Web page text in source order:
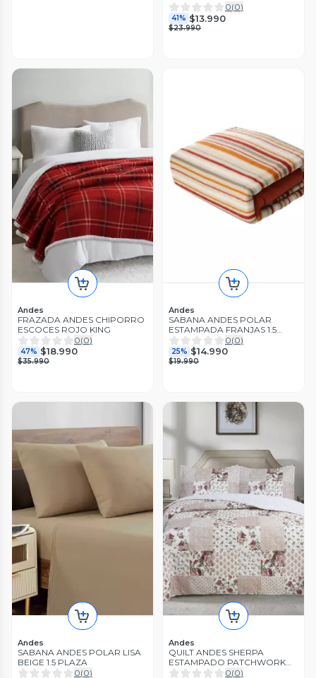
0(0)
41% $13.990
$23.990
Andes
FRAZADA ANDES CHIPORRO
ESCOCES ROJO KING
0(0)
47% $18.990
$35.990
Andes
SABANA ANDES POLAR
ESTAMPADA FRANJAS 1.5
PLAZA
0(0)
25% $14.990
$19.990
Andes
SABANA ANDES POLAR LISA
BEIGE 1.5 PLAZA
0(0)
Andes
QUILT ANDES SHERPA
ESTAMPADO PATCHWORK
ROSA KING
0(0)